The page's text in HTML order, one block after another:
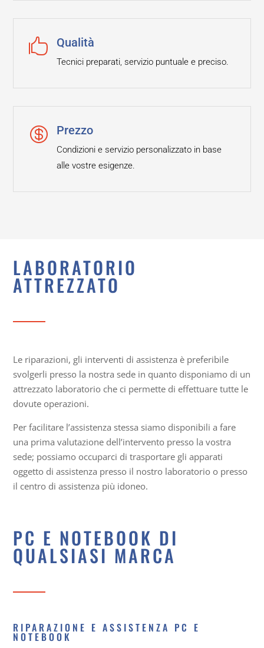
 Qualità
Tecnici preparati, servizio puntuale e preciso.
 Prezzo
Condizioni e servizio personalizzato in base
alle vostre esigenze.
LABORATORIO
ATTREZZATO
Le riparazioni, gli interventi di assistenza è preferibile
svolgerli presso la nostra sede in quanto disponiamo di un
attrezzato laboratorio che ci permette di effettuare tutte le
dovute operazioni.
Per facilitare l’assistenza stessa siamo disponibili a fare
una prima valutazione dell’intervento presso la vostra
sede; possiamo occuparci di trasportare gli apparati
oggetto di assistenza presso il nostro laboratorio o presso
il centro di assistenza più idoneo.
PC E NOTEBOOK DI
QUALSIASI MARCA
RIPARAZIONE E ASSISTENZA PC E
NOTEBOOK